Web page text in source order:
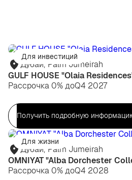
Для инвестиций
Дубай, Palm Jumeirah
GULF HOUSE "Olaia
Рассрочка 0% доQ4 2027
Получить подробную
Для жизни
Дубай, Palm Jumeirah
OMNIYAT "Alba Dorchester
Рассрочка 0% доQ4 2028